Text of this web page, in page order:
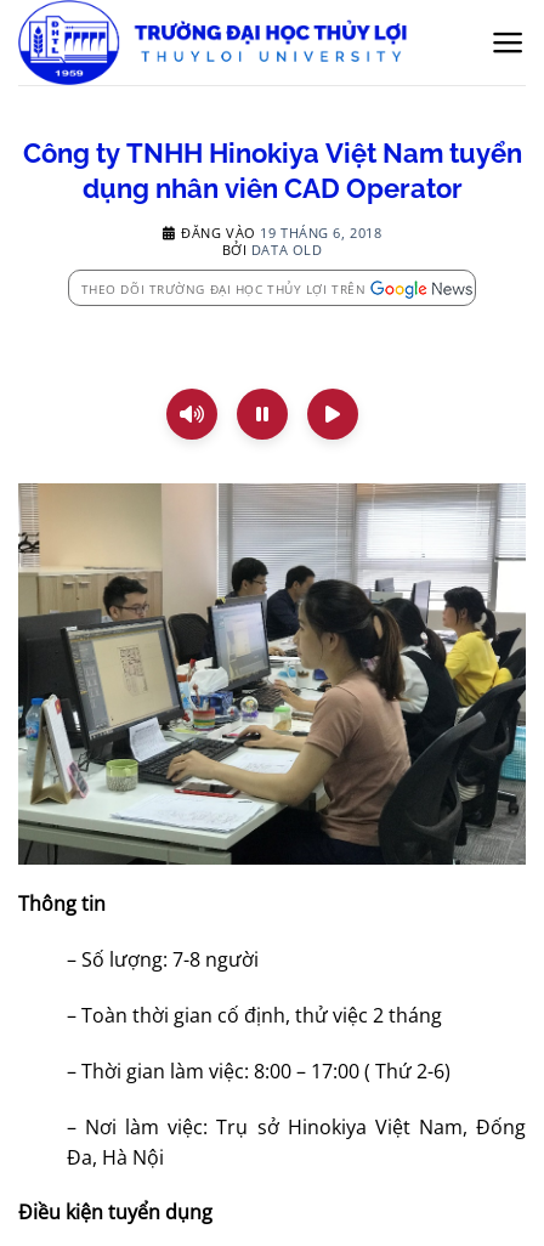
qua
nội
Công ty TNHH Hinokiya Việt Nam tuyển
dụng nhân viên CAD Operator
ĐĂNG VÀO 19 THÁNG 6, 2018
BỞI DATA OLD
THEO DÕI TRƯỜNG ĐẠI HỌC THỦY LỢI TRÊN
Thông tin
– Số lượng: 7-8 người
– Toàn thời gian cố định, thử việc 2 tháng
– Thời gian làm việc: 8:00 – 17:00 ( Thứ 2-6)
– Nơi làm việc: Trụ sở Hinokiya Việt Nam, Đống
Đa, Hà Nội
Điều kiện tuyển dụng